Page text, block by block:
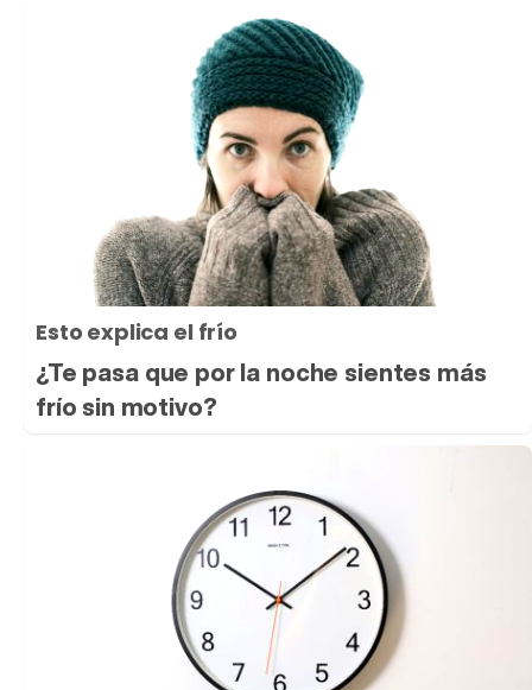
Esto explica el frío
¿Te pasa que por la noche sientes más
frío sin motivo?